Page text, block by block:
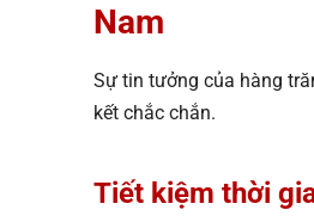
Nam
Sự tin tưởng của hàng
kết chắc chắn.
Tiết kiệm thời